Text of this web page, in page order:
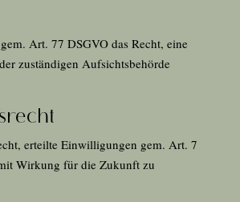
Art. 77 DSGVO das Recht, eine
zuständigen Aufsichtsbehörde
erteilte Einwilligungen gem. Art. 7
Wirkung für die Zukunft zu